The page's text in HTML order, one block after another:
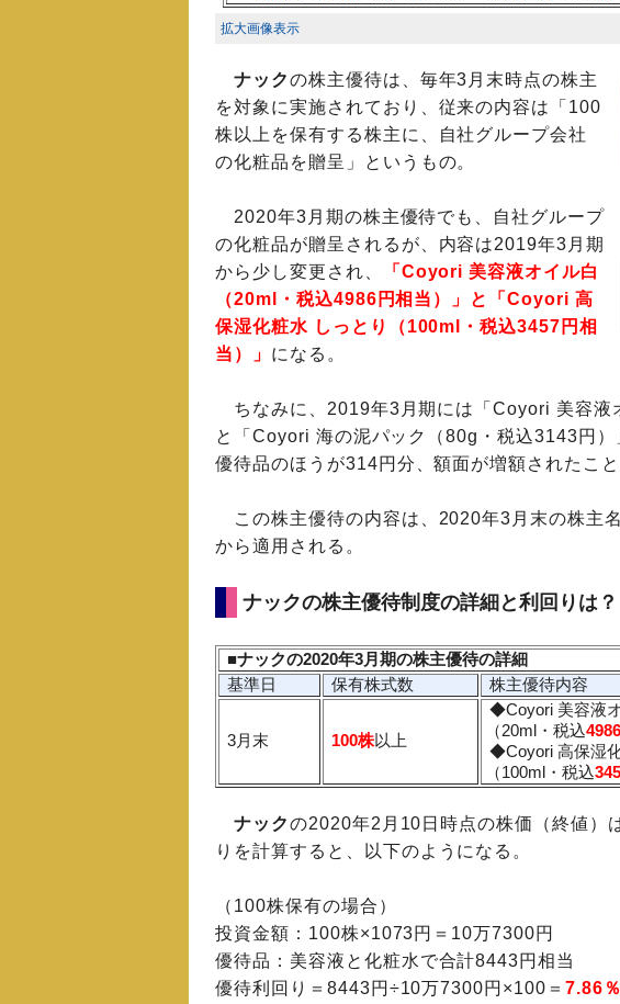
拡大画像表示
ナックの株主優待は、毎年3月末時点の株主
を対象に実施されており、従来の内容は「100
株以上を保有する株主に、自社グループ会社
の化粧品を贈呈」というもの。
2020年3月期の株主優待でも、自社グループ
の化粧品が贈呈されるが、内容は2019年3月期
から少し変更され、
「Coyori 美容液オイル白
（20ml・税込4986円相当）」と「Coyori 高
保湿化粧水 しっとり（100ml・税込3457円相
当）」 になる。
ちなみに、2019年3月期には「Coyori 美容液
と「Coyori 海の泥パック（80g・税込3143円
優待品のほうが314円分、額面が増額されたこと
この株主優待の内容は、2020年3月末の株主
から適用される。
ナックの株主優待制度の詳細と利回りは？
■ナックの2020年3月期の株主優待の詳細
基準日
保有株式数 株主優待内容
3月末 100株以上
◆Coyori 美容液
（20ml・税込
◆Coyori 高保湿
（100ml・税込
ナックの2020年2月10日時点の株価（終値）
りを計算すると、以下のようになる。
（100株保有の場合）
投資金額：100株×1073円＝10万7300円
優待品：美容液と化粧水で合計8443円相当
優待利回り＝8443円÷10万7300円×100＝ 7.86％